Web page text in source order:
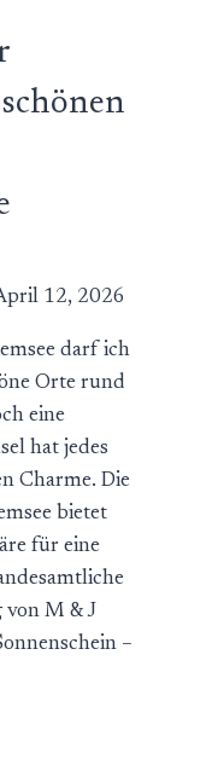
12, 2026
darf ich
Orte rund
eine
hat jedes
Charme. Die
bietet
für eine
von M & J
–